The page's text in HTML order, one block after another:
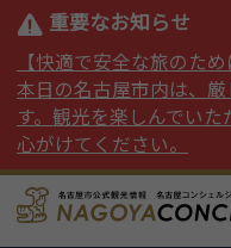
重要なお知らせ
【快適で安全な旅のた
本日の名古屋市内は、
す。観光を楽しんでい
心がけてください。